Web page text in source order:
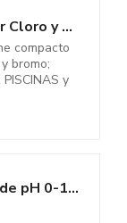
PACK AHORRO Medidor Cloro y PH Piscinas + 1 Recambio Reactivos para test -...
compacto
bromo;
y
Kit de Tiras Medidoras de pH 0-14 - Test Rápido y Preciso para Agua,...